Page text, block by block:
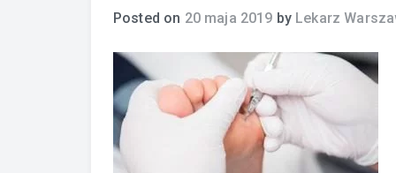
Posted on 20 maja 2019 by Lekarz